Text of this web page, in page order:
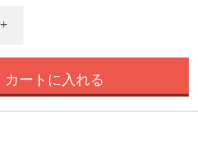
+
カートに入れる